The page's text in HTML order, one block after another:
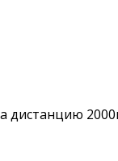
дистанцию